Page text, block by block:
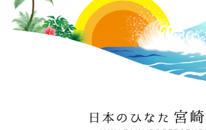
日本のひなた 宮崎県